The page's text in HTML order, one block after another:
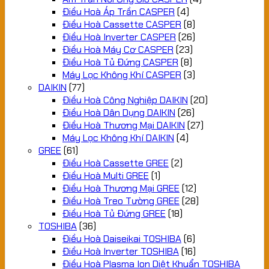
Điều Hoà Áp Trần CASPER (4)
Điều Hoà Cassette CASPER (8)
Điều Hoà Inverter CASPER (26)
Điều Hoà Máy Cơ CASPER (23)
Điều Hoà Tủ Đứng CASPER (8)
Máy Lọc Không Khí CASPER (3)
DAIKIN (77)
Điều Hoà Công Nghiệp DAIKIN (20)
Điều Hoà Dân Dụng DAIKIN (26)
Điều Hoà Thương Mại DAIKIN (27)
Máy Lọc Không Khí DAIKIN (4)
GREE (61)
Điều Hoà Cassette GREE (2)
Điều Hoà Multi GREE (1)
Điều Hoà Thương Mại GREE (12)
Điều Hoà Treo Tường GREE (28)
Điều Hoà Tủ Đứng GREE (18)
TOSHIBA(36)
Điều Hoà Daiseikai TOSHIBA(6)
Điều Hoà Inverter TOSHIBA(16)
Điều Hoà Plasma Ion Diệt Khuẩn TOSHIBA